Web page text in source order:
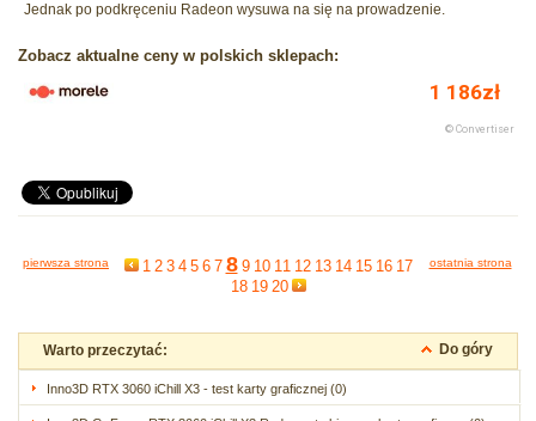
Jednak po podkręceniu Radeon wysuwa na się na prowadzenie.
Zobacz aktualne ceny w polskich sklepach:
pierwsza strona 1 2 3 4 5 6 7 8 9 10 11 12 13 14 15 16 17
18 19 20
ostatnia strona
Warto przeczytać: Do góry
Inno3D RTX 3060 iChill X3 - test karty graficznej (0)